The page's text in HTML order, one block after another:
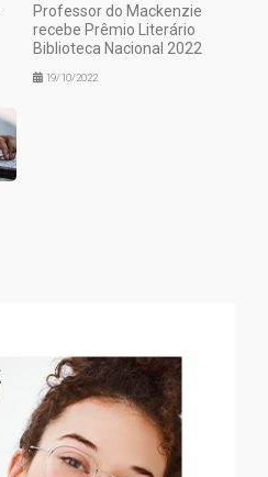
Professor do Mackenzie
recebe Prêmio Literário
Biblioteca Nacional 2022
19/10/2022